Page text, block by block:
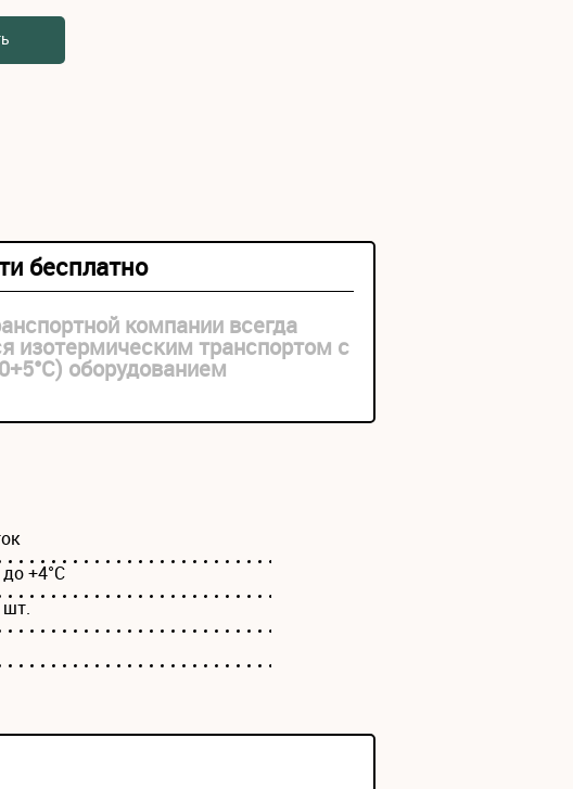
бесплатно
компании всегда
изотермическим транспортом с
оборудованием
+4°C
шт.